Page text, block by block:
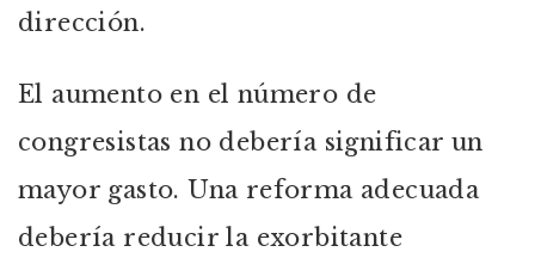
dirección.
El aumento en el número de
congresistas no debería significar un
mayor gasto. Una reforma adecuada
debería reducir la exorbitante